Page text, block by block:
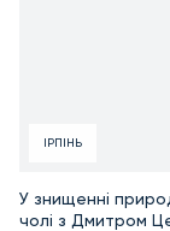
ІРПІНЬ
У знищенні
чолі з Дмитром